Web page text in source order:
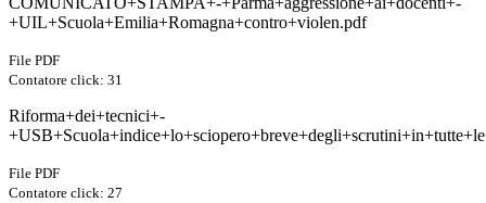
+UIL+Scuola+Emilia+Romagna+contro+violen.pdf
File PDF
Contatore click: 31
Riforma+dei+tecnici+-
File PDF
Contatore click: 27